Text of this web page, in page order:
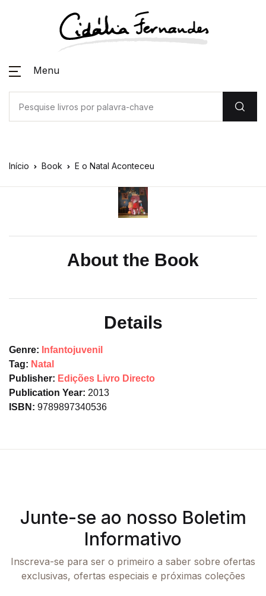
Menu
Início Book E o Natal Aconteceu
About the Book
Details
Genre: Infantojuvenil
Tag: Natal
Publisher: Edições Livro Directo
Publication Year: 2013
ISBN: 9789897340536
Junte-se ao nosso Boletim
Informativo
Inscreva-se para ser o primeiro a saber sobre ofertas
exclusivas, ofertas especiais e próximas coleções